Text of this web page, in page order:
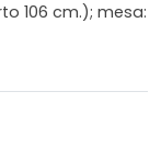
106 cm.); mesa: